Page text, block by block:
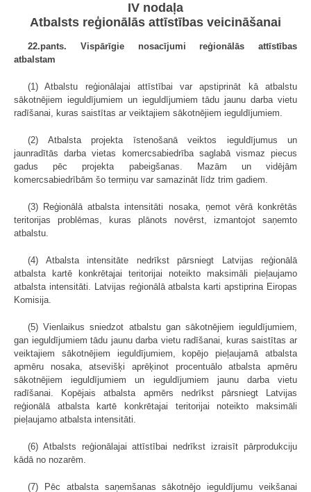
IV nodaļa
Atbalsts reģionālās attīstības veicināšanai
22.pants. Vispārīgie nosacījumi reģionālās attīstības
atbalstam
(1) Atbalstu reģionālajai attīstībai var apstiprināt kā atbalstu
sākotnējiem ieguldījumiem un ieguldījumiem tādu jaunu darba vietu
radīšanai, kuras saistītas ar veiktajiem sākotnējiem ieguldījumiem.
(2) Atbalsta projekta īstenošanā veiktos ieguldījumus un
jaunradītās darba vietas komercsabiedrība saglabā vismaz piecus
gadus pēc projekta pabeigšanas. Mazām un vidējām
komercsabiedrībām šo termiņu var samazināt līdz trim gadiem.
(3) Reģionālā atbalsta intensitāti nosaka, ņemot vērā konkrētās
teritorijas problēmas, kuras plānots novērst, izmantojot saņemto
atbalstu.
(4) Atbalsta intensitāte nedrīkst pārsniegt Latvijas reģionālā
atbalsta kartē konkrētajai teritorijai noteikto maksimāli pieļaujamo
atbalsta intensitāti. Latvijas reģionālā atbalsta karti apstiprina Eiropas
Komisija.
(5) Vienlaikus sniedzot atbalstu gan sākotnējiem ieguldījumiem,
gan ieguldījumiem tādu jaunu darba vietu radīšanai, kuras saistītas ar
veiktajiem sākotnējiem ieguldījumiem, kopējo pieļaujamā atbalsta
apmēru nosaka, atsevišķi aprēķinot procentuālo atbalsta apmēru
sākotnējiem ieguldījumiem un ieguldījumiem jaunu darba vietu
radīšanai. Kopējais atbalsta apmērs nedrīkst pārsniegt Latvijas
reģionālā atbalsta kartē konkrētajai teritorijai noteikto maksimāli
pieļaujamo atbalsta intensitāti.
(6) Atbalsts reģionālajai attīstībai nedrīkst izraisīt pārprodukciju
kādā no nozarēm.
(7) Pēc atbalsta saņemšanas sākotnējo ieguldījumu veikšanai